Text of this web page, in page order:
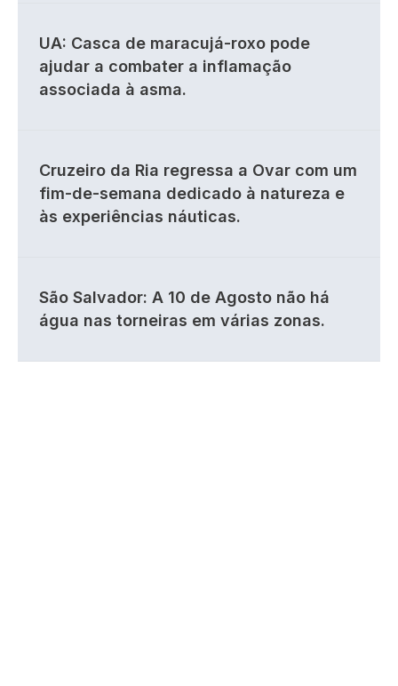
UA: Casca de maracujá-roxo pode
ajudar a combater a inflamação
associada à asma.
Cruzeiro da Ria regressa a Ovar com um
fim-de-semana dedicado à natureza e
às experiências náuticas.
São Salvador: A 10 de Agosto não há
água nas torneiras em várias zonas.